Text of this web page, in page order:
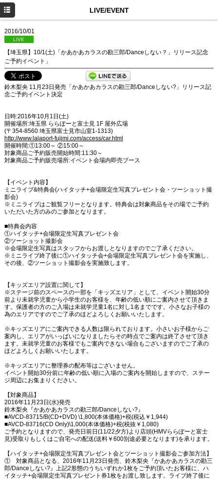
LIVE/EVENT
2016/10/01
LIVE
【埼玉県】10/1(土)「かあかあカラスの勘三郎/Danceしない？」リリース記念
ご予約イベント」
鈴木梨央 11月23日発売「かあかあカラスの勘三郎/Danceしない?」リリース記
念ご予約イベント決定
日時:2016年10月1日(土)
開催場所:埼玉県 ららぽーと富士見 1F 屋外広場
(〒354-8560 埼玉県富士見市山室1-1313)
http://www.lalaport-fujimi.com/access/car.html
開催時間:①13:00～ ②15:00～
対象商品ご予約販売開始時間:11:30～
対象商品ご予約販売場所:イベント会場内即売ブース
【イベント内容】
ミニライブ&特典会(ハイタッチ+会場限定生写真プレゼント会・ツーショット撮
影会)
※ミニライブはご観覧フリーとなります。特典会は対象商品をその場でご予約
いただいた方のみのご参加となります。
■特典会内容
①ハイタッチ+会場限定生写真プレゼント会
②ツーショット撮影会
※会場限定生写真はスタッフからお渡しとなりますのでご了承ください。
※ミニライブ終了後に①ハイタッチ会+会場限定生写真プレゼント会を実施し、
その後、②ツーショット撮影会を実施致します。
【キッズエリア設置に関して】
※ステージ前のスペースの一部を「キッズエリア」として、イベント開始30分
前より未就学児童から小学生のお客様を、年齢の低い順にご案内させて頂きま
す。保護者の方のご入場は未就学児童1名に対し1名までです。小さなお子様の
為のエリアですのでご了承のほどよろしくお願いいたします。
※キッズエリアにご案内できる人数は限られております。小さいお子様からご
案内し、エリアがいっぱいになりましたらその時点でご案内は終了させて頂き
ます。未就学児童のお客様でもご案内できない場合もございますのでご了承の
ほどよろしくお願いいたします。
※キッズエリアに整理券の配布等はございません。
イベント開始30分前に年齢の低い順に入場のご案内を開始しますので、ステー
ジ周辺にお集まりください。
【対象商品】
2016年11月23日(水)発売
鈴木梨央『かあかあカラスの勘三郎/Danceしない?』
■AVCD-83715/B(CD+DVD) \1,800(本体価格)+税(税込￥1,944)
■AVCD-83716(CD Only)\1,000(本体価格)+税(税抜￥1,080)
ご予約となりますので、発売日前日(11/22夕方)より店頭(HMVららぽーと富士
見)受取りもしくはご自宅への配送(送料￥600別途必要となります)を承ります。
【ハイタッチ+会場限定生写真プレゼント会とツーショット撮影会ご参加方法】
① 対象商品となる、2016年11月23日発売、鈴木梨央『かあかあカラスの勘三
郎/Danceしない?』上記2形態のうちいずれか1枚をご予約頂いたお客様に、ハ
イタッチ+会場限定生写真プレゼント券1枚をお渡し致します。ライブ終了後に
NEWS
DISCOGRAPHY
LIVE/EVENT